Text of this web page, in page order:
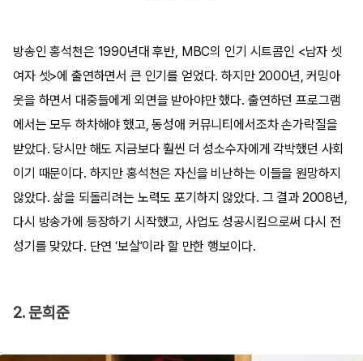
방송인 홍석천은 1990년대 후반, MBC의 인기 시트콤인 <남자 셋
여자 셋>에 출연하면서 큰 인기를 얻었다. 하지만 2000년, 커밍아
웃을 하면서 대중들에게 외면을 받아야만 했다. 출연하던 프로그램
에서는 모두 하차해야 했고, 동성애 커뮤니티에서조차 손가락질을
받았다. 당시만 해도 지금보다 훨씬 더 성소수자에게 각박했던 사회
이기 때문이다. 하지만 홍석천은 자신을 비난하는 이들을 원망하지
않았다. 삶을 되돌리려는 노력도 포기하지 않았다. 그 결과 2008년,
다시 방송가에 등장하기 시작했고, 사업도 성공시킴으로써 다시 전
성기를 맞았다. 단연 ‘보살’이라 할 만한 행보이다.
2. 문희준